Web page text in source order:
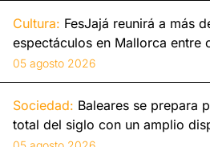
Cultura: FesJajá reunirá a más
espectáculos en Mallorca entre
05 agosto 2026
Sociedad: Baleares se prepara
total del siglo con un amplio